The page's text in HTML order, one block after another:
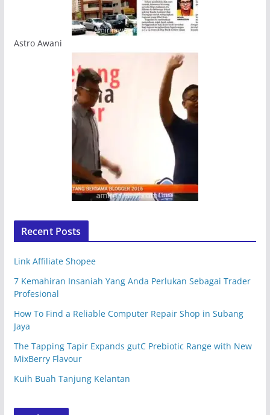
Astro Awani
Recent Posts
Link Affiliate Shopee
7 Kemahiran Insaniah Yang Anda Perlukan Sebagai Trader
Profesional
How To Find a Reliable Computer Repair Shop in Subang
Jaya
The Tapping Tapir Expands gutC Prebiotic Range with New
MixBerry Flavour
Kuih Buah Tanjung Kelantan